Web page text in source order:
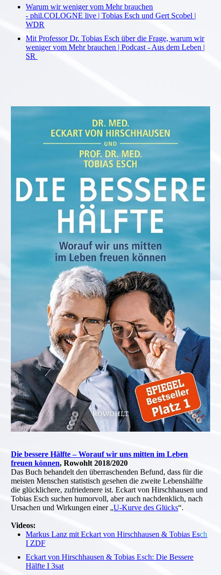
Warum wir weniger vom Mehr brauchen
- phil.COLOGNE live | Tobias Esch und Gert Scobel |
WDR
Mit Professor Dr. Tobias Esch über die Frage, warum wir
weniger vom Mehr brauchen | Podcast - Aus dem Leben |
SR
Die bessere Hälfte – Worauf wir uns mitten im Leben
freuen können, Rowohlt 2018/2020
Das Buch behandelt den überraschenden Befund, dass für die
meisten Menschen statistisch gesehen die zweite Lebenshälfte
die glücklichere, zufriedenere ist. Eckart von Hirschhausen und
Tobias Esch suchen humorvoll, aber auch nachdenklich, nach
Ursachen und Wirkungen einer „U-Kurve des Glücks“.
Videos:
Markus Lanz mit Eckart von Hirschhausen & Tobias Esch
I ZDF
Eckart von Hirschhausen & Tobias Esch: Die Bessere
Hälfte I 3sat